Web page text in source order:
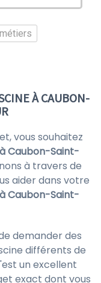
À CAUBON-
vous souhaitez
Caubon-Saint-
à travers de
aider dans votre
Caubon-Saint-
demander des
différents de
un excellent
exact dont vous